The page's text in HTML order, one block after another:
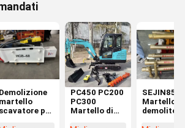
Demolizione
martello
scavatore per
PC450 PC200
PC300
Martello di
SEJIN850
Martello
demolitore